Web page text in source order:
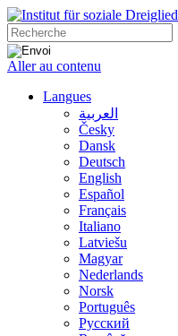
Aller au contenu
Langues
العربية
Česky
Dansk
Deutsch
English
Español
Français
Italiano
Latviešu
Magyar
Nederlands
Norsk
Português
Русский